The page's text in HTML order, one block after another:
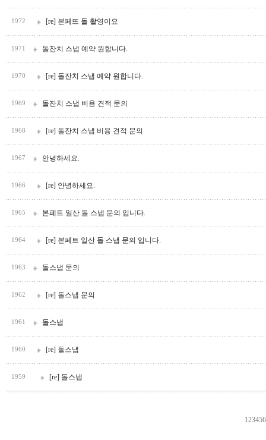
1972 [re] 본페뜨 돌 촬영이요
1971 돌잔치 스냅 예약 원합니다.
1970 [re] 돌잔치 스냅 예약 원합니다.
1969 돌잔치 스냅 비용 견적 문의
1968 [re] 돌잔치 스냅 비용 견적 문의
1967 안녕하세요.
1966 [re] 안녕하세요.
1965 본페트 일산 돌 스냅 문의 입니다.
1964 [re] 본페트 일산 돌 스냅 문의 입니다.
1963 돌스냅 문의
1962 [re] 돌스냅 문의
1961 돌스냅
1960 [re] 돌스냅
1959 [re] 돌스냅
123456